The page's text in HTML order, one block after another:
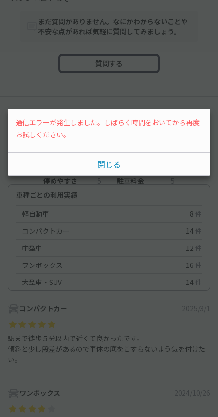
まだ質問がありません。なにかわからないことや
不安な点があれば気軽に質問してみましょう。
質問する
レビュー
4.5
4.5 立地
停めやすさ
5 駐車料金
5
車種ごとの利用実績
軽自動車
8 件
コンパクトカー
14 件
中型車
12 件
ワンボックス
16 件
大型車・SUV
14 件
コンパクトカー 2025/3/1
駅まで徒歩５分以内で近くて良かったです。
傾斜と少し段差があるので車体の底をこすらないよう気を付けた
い。
ワンボックス 2024/10/26
通信エラーが発生しました。しばらく時間をおいてから再度
お試しください。
閉じる